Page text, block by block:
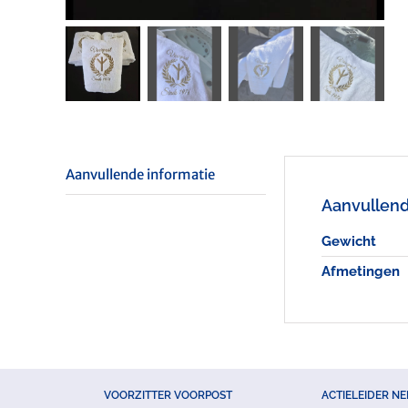
Aanvullende informatie
Gewicht
Afmetingen
VOORZITTER VOORPOST ACTIELEIDER